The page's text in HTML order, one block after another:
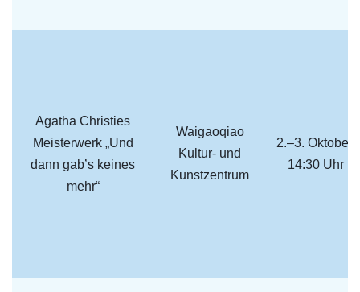
Agatha Christies
Meisterwerk „Und
dann gab’s keines
mehr“
Waigaoqiao
Kultur- und
Kunstzentrum
2.–3. Oktober,
14:30 Uhr